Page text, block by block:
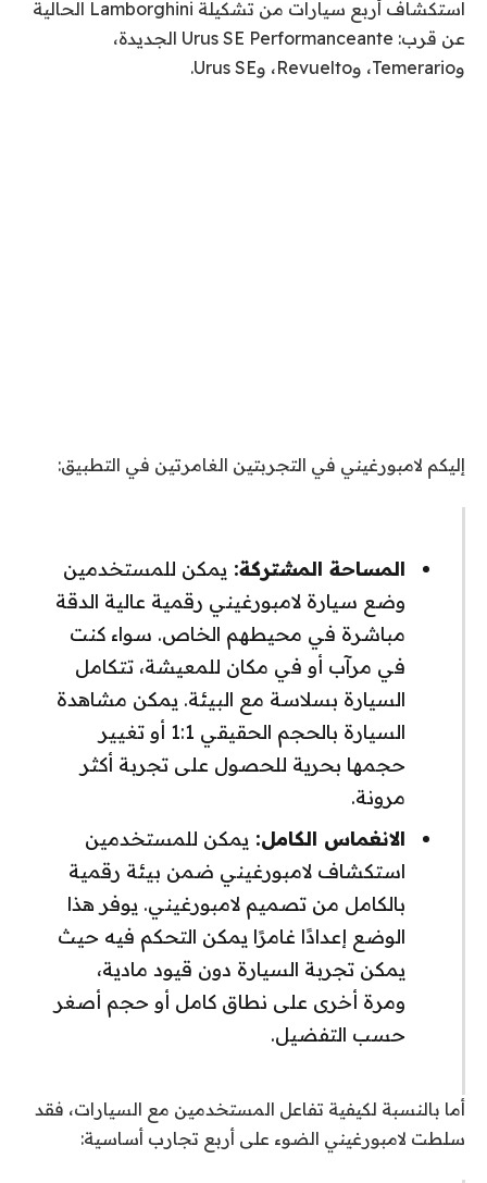
استكشاف أربع سيارات من تشكيلة Lamborghini الحالية
عن قرب: Urus SE Performanceante الجديدة،
وTemerario، وRevuelto، وUrus SE.
إليكم لامبورغيني في التجربتين الغامرتين في التطبيق:
المساحة المشتركة: يمكن للمستخدمين
وضع سيارة لامبورغيني رقمية عالية الدقة
مباشرة في محيطهم الخاص. سواء كنت
في مرآب أو في مكان للمعيشة، تتكامل
السيارة بسلاسة مع البيئة. يمكن مشاهدة
السيارة بالحجم الحقيقي 1:1 أو تغيير
حجمها بحرية للحصول على تجربة أكثر
مرونة.
الانغماس الكامل: يمكن للمستخدمين
استكشاف لامبورغيني ضمن بيئة رقمية
بالكامل من تصميم لامبورغيني. يوفر هذا
الوضع إعدادًا غامرًا يمكن التحكم فيه حيث
يمكن تجربة السيارة دون قيود مادية،
ومرة ​​أخرى على نطاق كامل أو حجم أصغر
حسب التفضيل.
أما بالنسبة لكيفية تفاعل المستخدمين مع السيارات، فقد
سلطت لامبورغيني الضوء على أربع تجارب أساسية: